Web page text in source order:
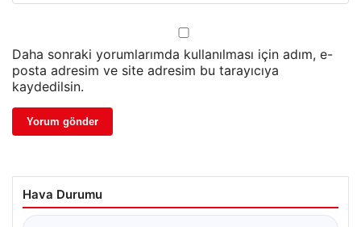
Daha sonraki yorumlarımda kullanılması için adım, e-
posta adresim ve site adresim bu tarayıcıya
kaydedilsin.
Hava Durumu